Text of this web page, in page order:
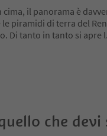
cima, il panorama è
piramidi di terra del
Di tanto in tanto si apre l
che devi